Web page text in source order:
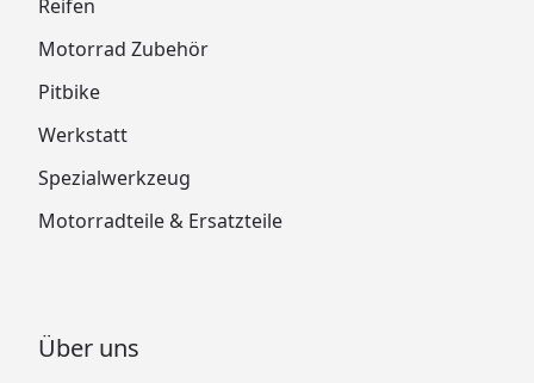
Reifen
Motorrad Zubehör
Pitbike
Werkstatt
Spezialwerkzeug
Motorradteile & Ersatzteile
Über uns